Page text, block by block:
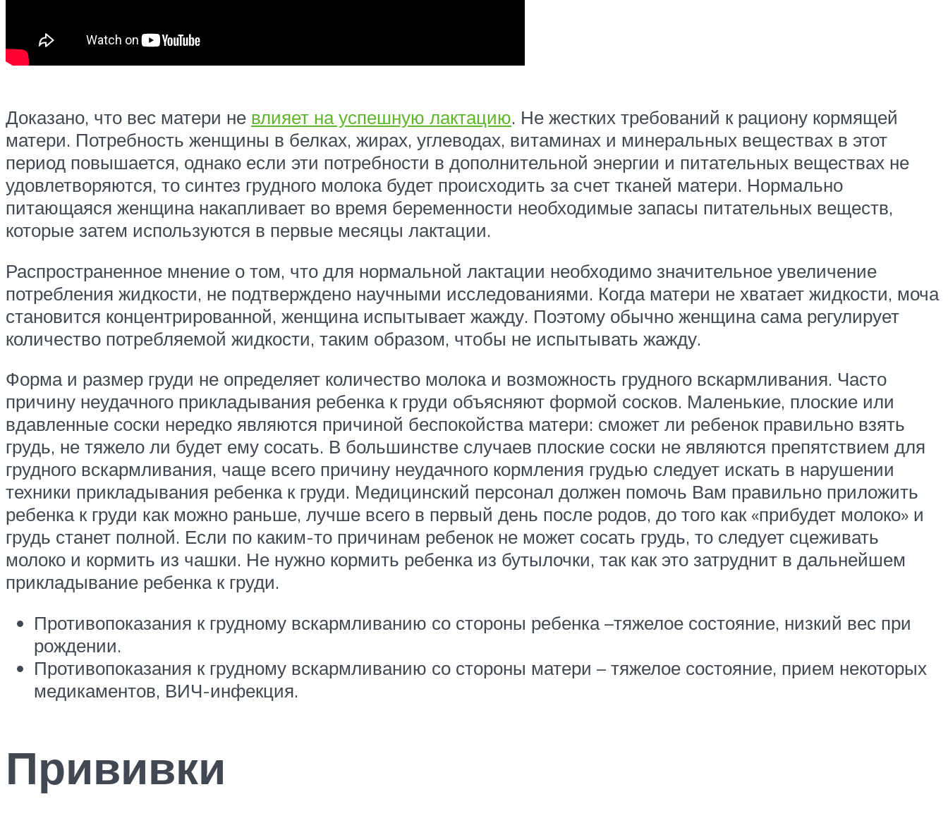
Доказано, что вес матери не влияет на успешную лактацию. Не жестких требований к рациону кормящей
матери. Потребность женщины в белках, жирах, углеводах, витаминах и минеральных веществах в этот
период повышается, однако если эти потребности в дополнительной энергии и питательных веществах не
удовлетворяются, то синтез грудного молока будет происходить за счет тканей матери. Нормально
питающаяся женщина накапливает во время беременности необходимые запасы питательных веществ,
которые затем используются в первые месяцы лактации.
Распространенное мнение о том, что для нормальной лактации необходимо значительное увеличение
потребления жидкости, не подтверждено научными исследованиями. Когда матери не хватает жидкости, моча
становится концентрированной, женщина испытывает жажду. Поэтому обычно женщина сама регулирует
количество потребляемой жидкости, таким образом, чтобы не испытывать жажду.
Форма и размер груди не определяет количество молока и возможность грудного вскармливания. Часто
причину неудачного прикладывания ребенка к груди объясняют формой сосков. Маленькие, плоские или
вдавленные соски нередко являются причиной беспокойства матери: сможет ли ребенок правильно взять
грудь, не тяжело ли будет ему сосать. В большинстве случаев плоские соски не являются препятствием для
грудного вскармливания, чаще всего причину неудачного кормления грудью следует искать в нарушении
техники прикладывания ребенка к груди. Медицинский персонал должен помочь Вам правильно приложить
ребенка к груди как можно раньше, лучше всего в первый день после родов, до того как «прибудет молоко» и
грудь станет полной. Если по каким-то причинам ребенок не может сосать грудь, то следует сцеживать
молоко и кормить из чашки. Не нужно кормить ребенка из бутылочки, так как это затруднит в дальнейшем
прикладывание ребенка к груди.
Противопоказания к грудному вскармливанию со стороны ребенка –тяжелое состояние, низкий вес при
рождении.
Противопоказания к грудному вскармливанию со стороны матери – тяжелое состояние, прием некоторых
медикаментов, ВИЧ-инфекция.
Прививки